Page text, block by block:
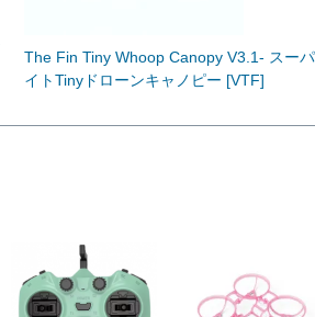
The Fin Tiny Whoop Canopy V3.1- スー
イトTinyドローンキャノピー [VTF]